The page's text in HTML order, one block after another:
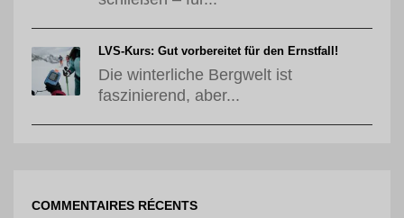
LVS-Kurs: Gut vorbereitet für den Ernstfall!
Die winterliche Bergwelt ist
faszinierend, aber...
COMMENTAIRES RÉCENTS